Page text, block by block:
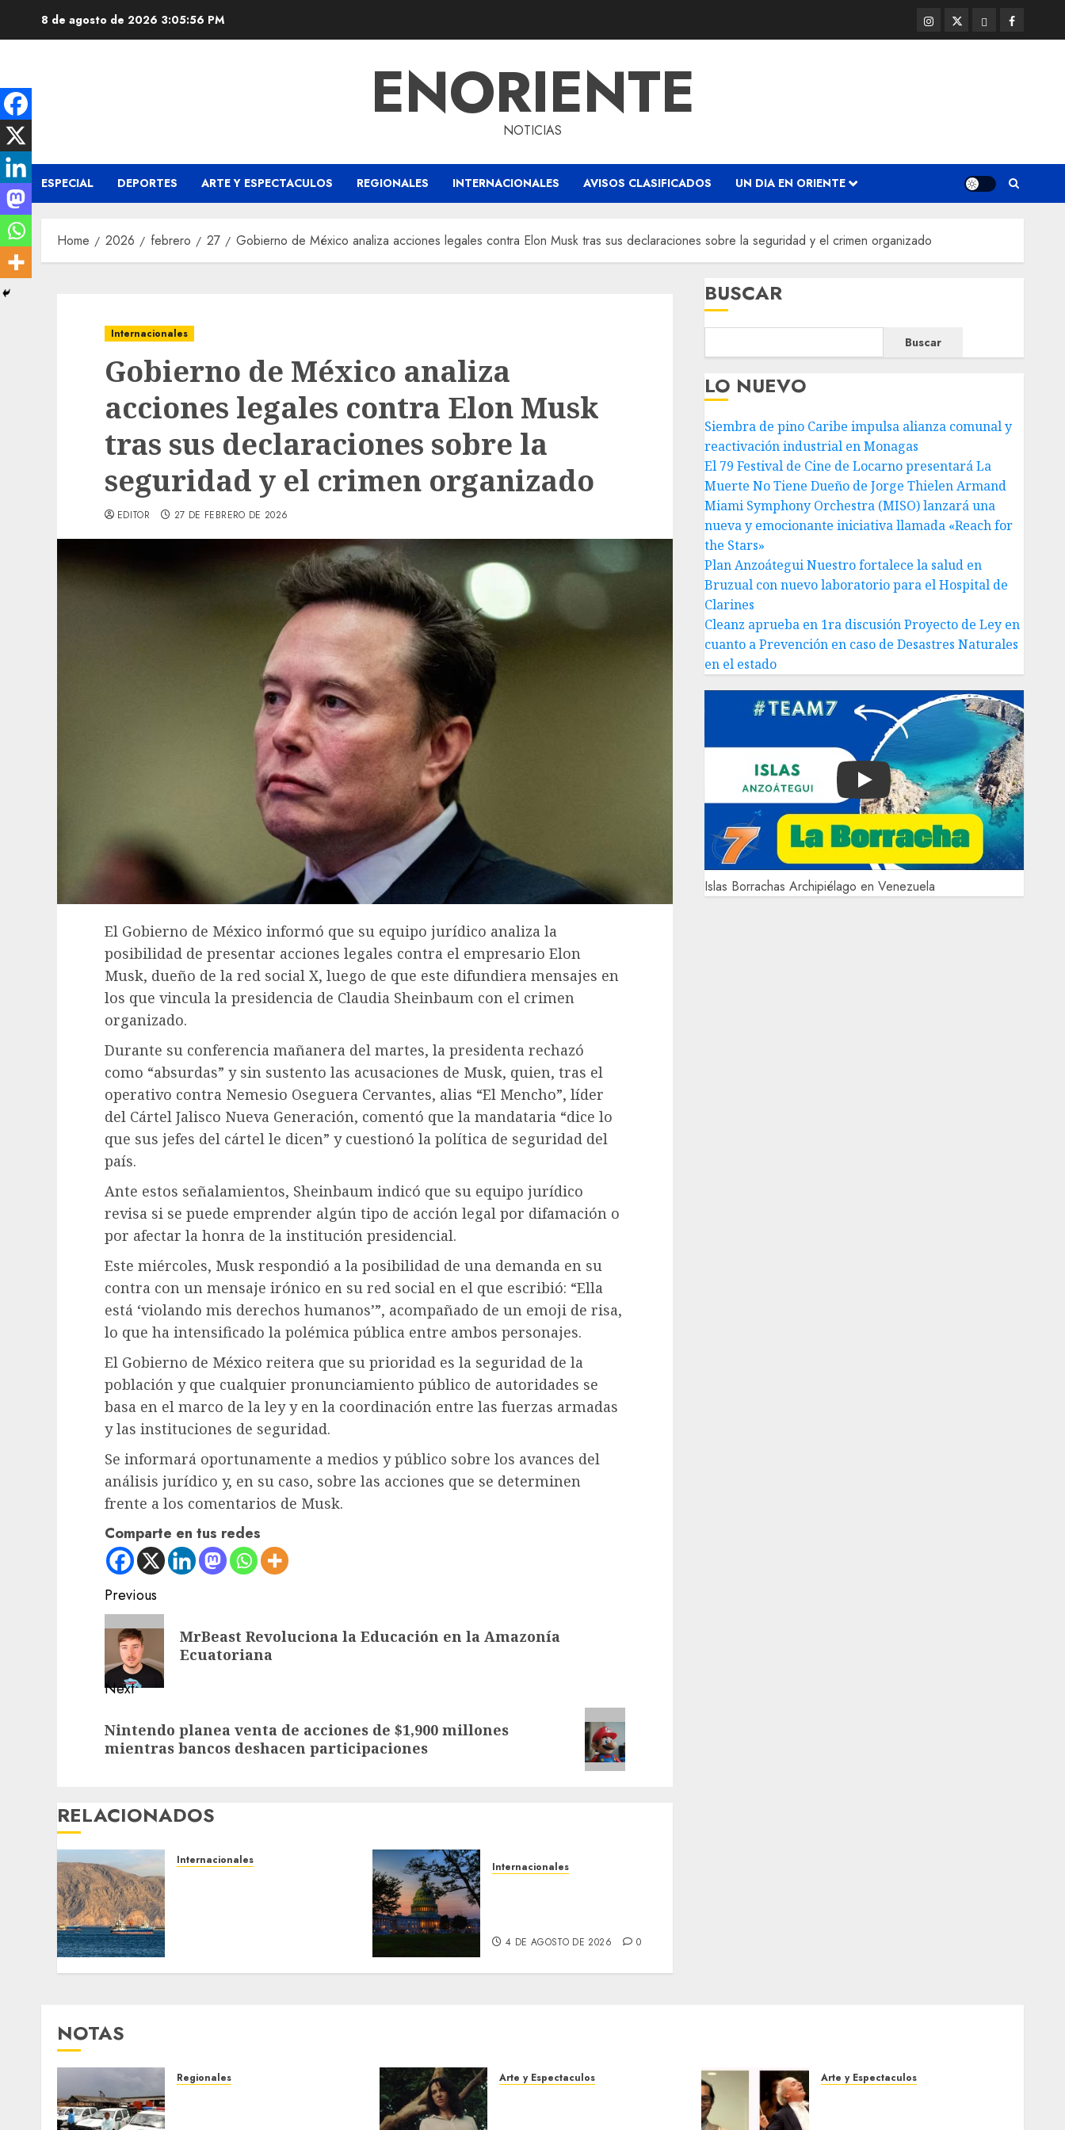
8 de agosto de 2026 3:05:56 PM
Instagram
@EnOriente
Twitter
(X)
ThreadsFacebook
ENORIENTE
NOTICIAS
ESPECIAL DEPORTES ARTE Y ESPECTACULOS REGIONALES INTERNACIONALES AVISOS CLASIFICADOS UN DIA EN ORIENTE
Home 2026 febrero 27 Gobierno de México analiza acciones legales contra Elon Musk tras sus declaraciones sobre la seguridad y el crimen organizado
Internacionales
Gobierno de México analiza
acciones legales contra Elon Musk
tras sus declaraciones sobre la
seguridad y el crimen organizado
EDITOR 27 DE FEBRERO DE 2026
El Gobierno de México informó que su equipo jurídico analiza la
posibilidad de presentar acciones legales contra el empresario Elon
Musk, dueño de la red social X, luego de que este difundiera mensajes en
los que vincula la presidencia de Claudia Sheinbaum con el crimen
organizado.
Durante su conferencia mañanera del martes, la presidenta rechazó
como “absurdas” y sin sustento las acusaciones de Musk, quien, tras el
operativo contra Nemesio Oseguera Cervantes, alias “El Mencho”, líder
del Cártel Jalisco Nueva Generación, comentó que la mandataria “dice lo
que sus jefes del cártel le dicen” y cuestionó la política de seguridad del
país.
Ante estos señalamientos, Sheinbaum indicó que su equipo jurídico
revisa si se puede emprender algún tipo de acción legal por difamación o
por afectar la honra de la institución presidencial.
Este miércoles, Musk respondió a la posibilidad de una demanda en su
contra con un mensaje irónico en su red social en el que escribió: “Ella
está ‘violando mis derechos humanos’”, acompañado de un emoji de risa,
lo que ha intensificado la polémica pública entre ambos personajes.
El Gobierno de México reitera que su prioridad es la seguridad de la
población y que cualquier pronunciamiento público de autoridades se
basa en el marco de la ley y en la coordinación entre las fuerzas armadas
y las instituciones de seguridad.
Se informará oportunamente a medios y público sobre los avances del
análisis jurídico y, en su caso, sobre las acciones que se determinen
frente a los comentarios de Musk.
Comparte en tus redes
Post
navigation
Previous
Previous
post:
MrBeast Revoluciona la Educación en la Amazonía
Ecuatoriana
Next
post:
Nintendo planea venta de acciones de $1,900 millones
mientras bancos deshacen participaciones
RELACIONADOS
Internacionales Internacionales
4 DE AGOSTO DE 2026 0
BUSCAR
Buscar
LO NUEVO
Siembra de pino Caribe impulsa alianza comunal y
reactivación industrial en Monagas
El 79 Festival de Cine de Locarno presentará La
Muerte No Tiene Dueño de Jorge Thielen Armand
Miami Symphony Orchestra (MISO) lanzará una
nueva y emocionante iniciativa llamada «Reach for
the Stars»
Plan Anzoátegui Nuestro fortalece la salud en
Bruzual con nuevo laboratorio para el Hospital de
Clarines
Cleanz aprueba en 1ra discusión Proyecto de Ley en
cuanto a Prevención en caso de Desastres Naturales
en el estado
Play
Islas Borrachas Archipiélago en Venezuela
NOTAS
Regionales Arte y Espectaculos Arte y Espectaculos